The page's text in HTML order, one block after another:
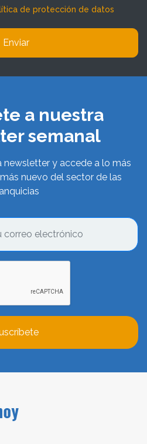
de protección de datos
Enviar
a nuestra
semanal
newsletter y accede a lo más
nuevo del sector de las